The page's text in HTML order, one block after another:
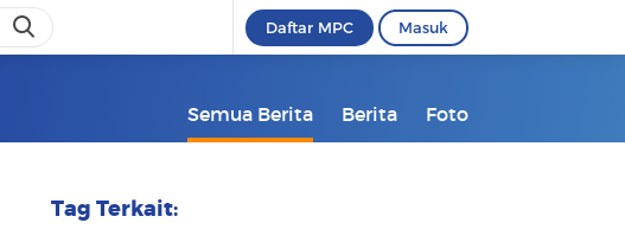
Daftar MPC Masuk
Semua Berita Berita Foto
Tag Terkait: